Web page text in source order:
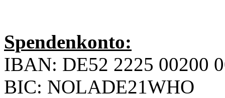
Spendenkonto:
IBAN: DE52 2225 00200
BIC: NOLADE21WHO